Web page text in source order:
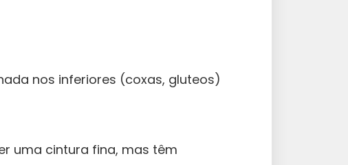
nos inferiores (coxas, gluteos)
uma cintura fina, mas têm